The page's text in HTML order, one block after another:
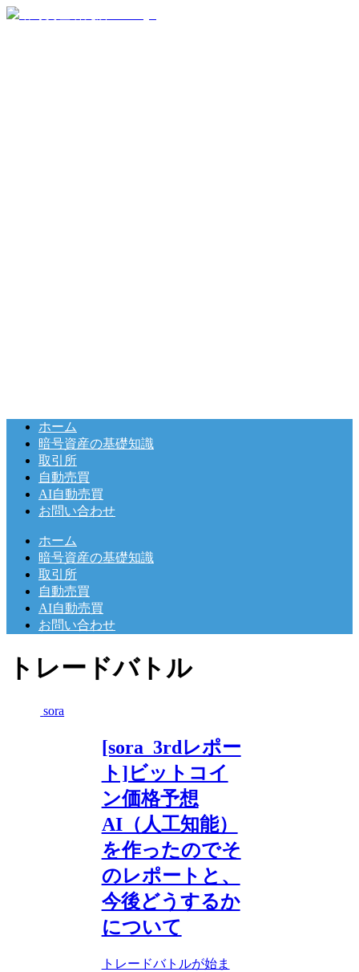
ホーム
暗号資産の基礎知識
取引所
自動売買
AI自動売買
お問い合わせ
ホーム
暗号資産の基礎知識
取引所
自動売買
AI自動売買
お問い合わせ
トレードバトル
sora
[sora_3rdレポー
ト]ビットコイ
ン価格予想
AI（人工知能）
を作ったのでそ
のレポートと、
今後どうするか
について
トレードバトルが始ま